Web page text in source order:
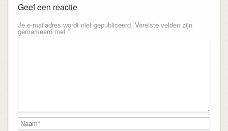
Geef een reactie
Je e-mailadres wordt niet gepubliceerd. Vereiste velden zijn
gemarkeerd met *